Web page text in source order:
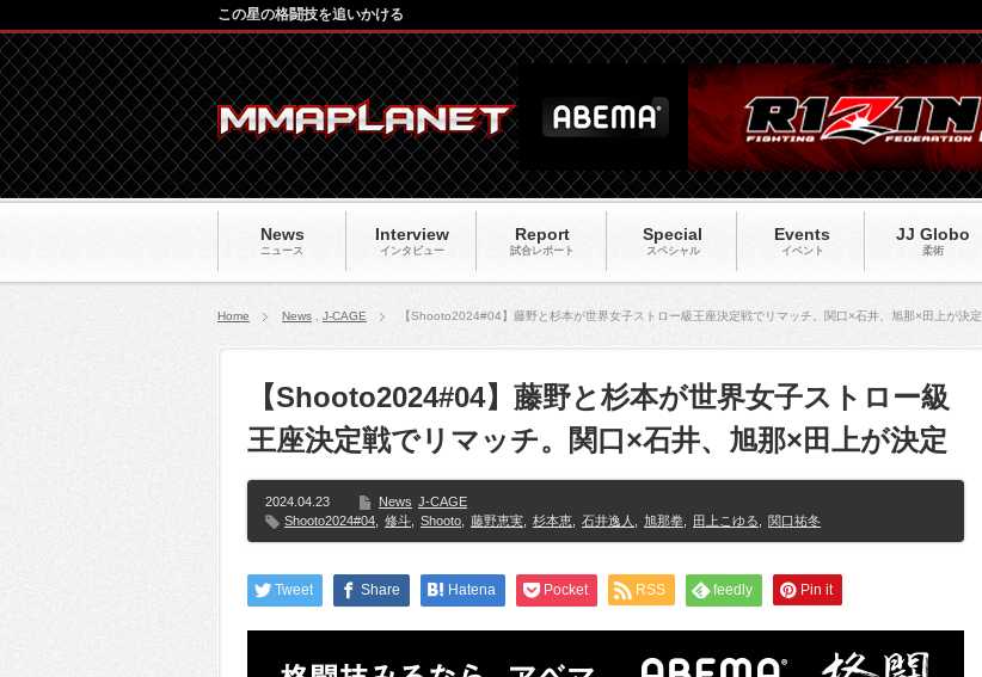
News
ニュース
Interview
インタビュー
Report
試合レポート
Special
スペシャル
Events
イベント
JJ Globo
柔術
この星の格闘技を追いかける
Home News J-CAGE 【Shooto2024#04】藤野と杉本が世界女子ストロー級王座決定戦でリマッチ。関口×石井、旭那×田上が決定
【Shooto2024#04】藤野と杉本が世界女子ストロー級
王座決定戦でリマッチ。関口×石井、旭那×田上が決定
2024.04.23 News J-CAGE
Shooto2024#04
修斗 Shooto 藤野恵実 杉本恵 石井逸人 旭那拳 田上こゆる 関口祐冬
Tweet Share Hatena Pocket RSS feedly Pin it